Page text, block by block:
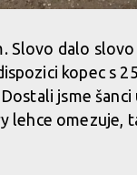
Slovo dalo
kopec s
jsme
lehce omezuje,